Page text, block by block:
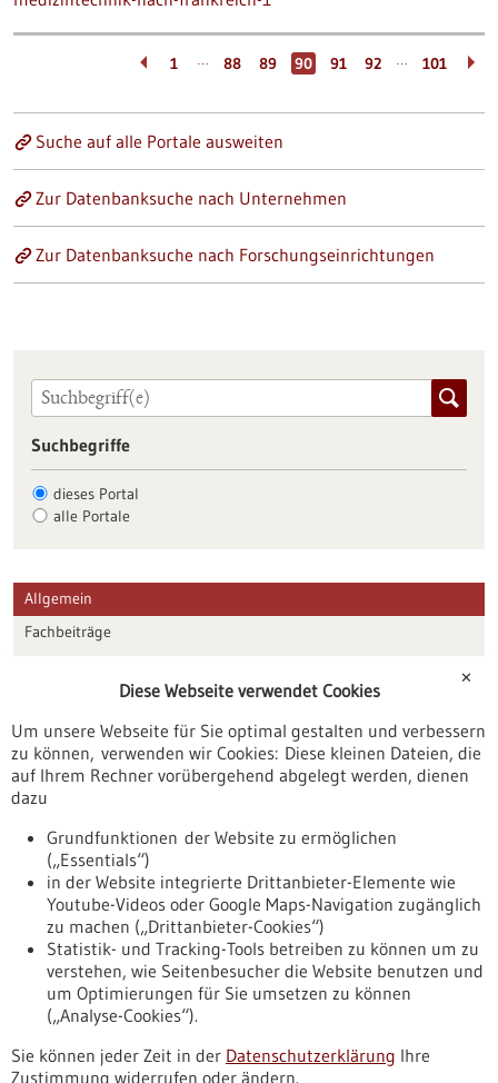
1 … 88 89 90 91 92 … 101
Suche auf alle Portale ausweiten
Zur Datenbanksuche nach Unternehmen
Zur Datenbanksuche nach Forschungseinrichtungen
Suchbegriffe
dieses Portal
alle Portale
Allgemein
Fachbeiträge
Veranstaltungen
Erscheinungsdatum
Nach oben
Informiert bleiben
✕
Diese Webseite verwendet Cookies
Um unsere Webseite für Sie optimal gestalten und verbessern
zu können, verwenden wir Cookies: Diese kleinen Dateien, die
auf Ihrem Rechner vorübergehend abgelegt werden, dienen
dazu
Grundfunktionen der Website zu ermöglichen
(„Essentials“)
in der Website integrierte Drittanbieter-Elemente wie
Youtube-Videos oder Google Maps-Navigation zugänglich
zu machen („Drittanbieter-Cookies“)
Statistik- und Tracking-Tools betreiben zu können um zu
verstehen, wie Seitenbesucher die Website benutzen und
um Optimierungen für Sie umsetzen zu können
(„Analyse-Cookies“).
Sie können jeder Zeit in der Datenschutzerklärung Ihre
Zustimmung widerrufen oder ändern.